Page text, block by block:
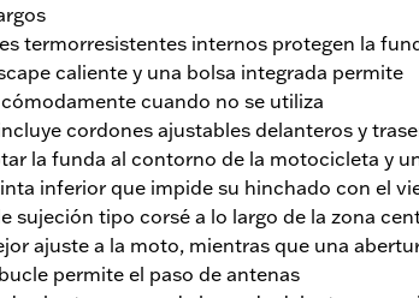
termorresistentes internos protegen la
caliente y una bolsa integrada permite
cuando no se utiliza
cordones ajustables delanteros y
la funda al contorno de la motocicleta y
inferior que impide su hinchado con el
sujeción tipo corsé a lo largo de la zona
ajuste a la moto, mientras que una
permite el paso de antenas